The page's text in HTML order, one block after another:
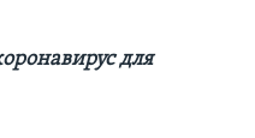
для